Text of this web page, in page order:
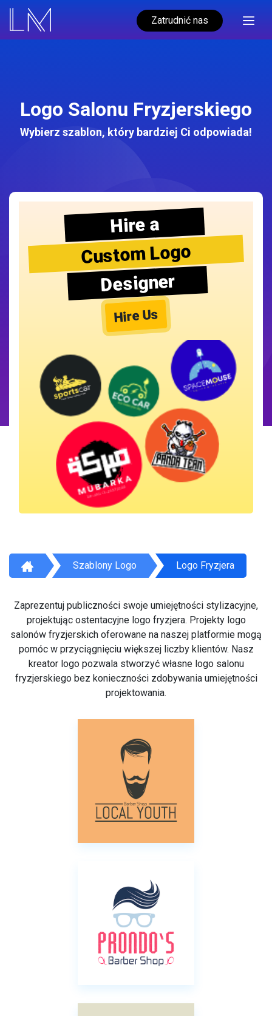
Zatrudnić nas
Logo Salonu Fryzjerskiego
Wybierz szablon, który bardziej Ci odpowiada!
Hire a
Custom Logo
Designer
Hire Us
Szablony Logo Logo Fryzjera
Zaprezentuj publiczności swoje umiejętności stylizacyjne,
projektując ostentacyjne logo fryzjera. Projekty logo
salonów fryzjerskich oferowane na naszej platformie mogą
pomóc w przyciągnięciu większej liczby klientów. Nasz
kreator logo pozwala stworzyć własne logo salonu
fryzjerskiego bez konieczności zdobywania umiejętności
projektowania.